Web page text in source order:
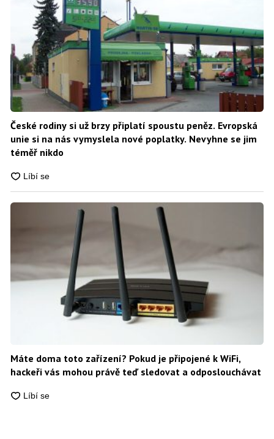
České rodiny si už brzy připlatí spoustu peněz. Evropská
unie si na nás vymyslela nové poplatky. Nevyhne se jim
téměř nikdo
Máte doma toto zařízení? Pokud je připojené k WiFi,
hackeři vás mohou právě teď sledovat a odposlouchávat